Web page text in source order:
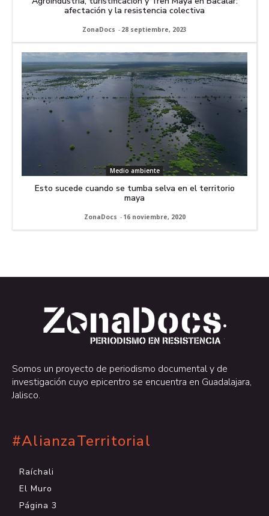
afectación y la resistencia colectiva
ZonaDocs - 28 septiembre, 2023
Medio ambiente
Esto sucede cuando se tumba selva en el territorio
maya
ZonaDocs - 16 noviembre, 2020
.
.
Somos un proyecto de periodismo documental y de
investigación cuyo epicentro se encuentra en Guadalajara,
Jalisco.
#AlianzaTerritorial
Raíchali
El Muro
Página 3